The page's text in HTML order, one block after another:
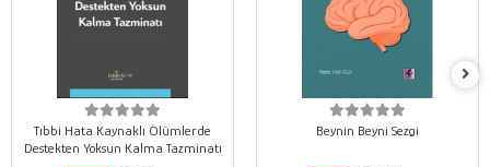
Tıbbi Hata Kaynaklı Ölümlerde
Destekten Yoksun Kalma Tazminatı
Beynin Beyni Sezgi